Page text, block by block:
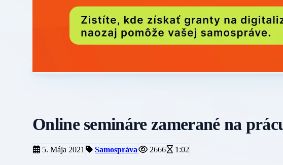
Online semináre zamerané na
5. Mája 2021 Samospráva 2666 1:02